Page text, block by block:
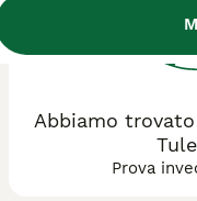
Abbiamo
Prova